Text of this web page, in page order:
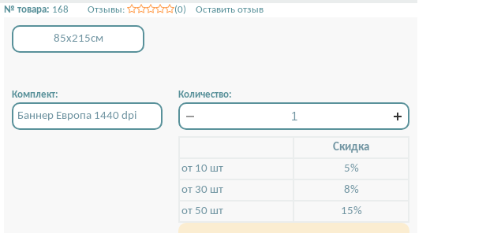
№ товара: 168 Отзывы: (0) Оставить отзыв
85x215см
Комплект:
Баннер Европа 1440 dpi
Количество:
Скидкa
от 10 шт
5%
от 30 шт
8%
от 50 шт
15%